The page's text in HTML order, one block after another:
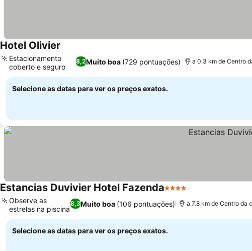
Hotel Olivier
8,2Muito boa (729 pontuações)
Estacionamento
coberto e seguro
a 0.3 km de Centro
Selecione as datas para ver os preços exatos.
Estancias Duvivier Hotel Fazenda4 Estrelas
8,3Muito boa (106 pontuações)
Observe as
estrelas na piscina
a 7.8 km de Centro da
Selecione as datas para ver os preços exatos.